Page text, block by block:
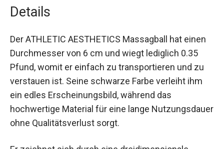
Details
Der ATHLETIC AESTHETICS Massagball hat einen
Durchmesser von 6 cm und wiegt lediglich 0.35
Pfund, womit er einfach zu transportieren und zu
verstauen ist. Seine schwarze Farbe verleiht ihm
ein edles Erscheinungsbild, während das
hochwertige Material für eine lange
Nutzungsdauer ohne Qualitätsverlust sorgt.